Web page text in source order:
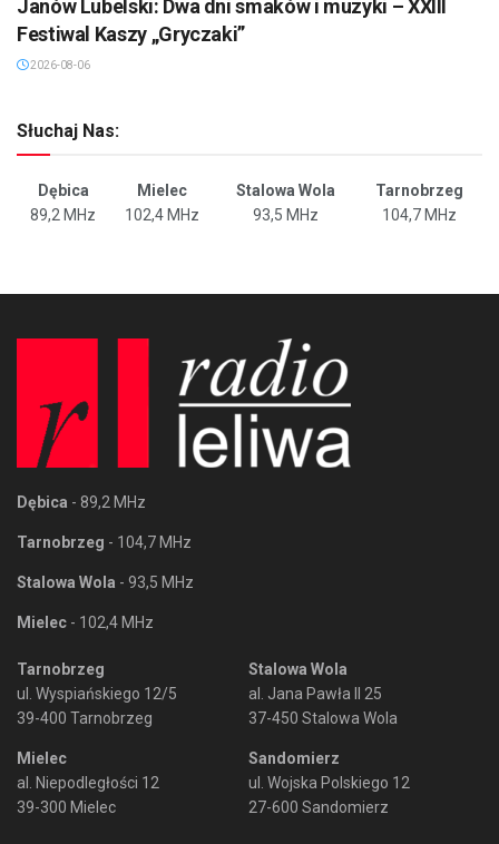
Janów Lubelski: Dwa dni smaków i muzyki – XXIII
Festiwal Kaszy „Gryczaki”
2026-08-06
Słuchaj Nas:
Dębica Mielec Stalowa Wola
Tarnobrzeg
89,2 MHz
102,4 MHz 93,5 MHz 104,7 MHz
Dębica - 89,2 MHz
Tarnobrzeg - 104,7 MHz
Stalowa Wola - 93,5 MHz
Mielec - 102,4 MHz
Tarnobrzeg
ul. Wyspiańskiego 12/5
39-400 Tarnobrzeg
Mielec
al. Niepodległości 12
39-300 Mielec
Stalowa Wola
al. Jana Pawła II 25
37-450 Stalowa Wola
Sandomierz
ul. Wojska Polskiego 12
27-600 Sandomierz